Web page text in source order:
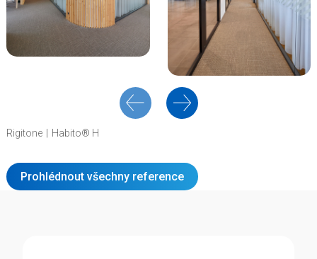
Rigitone Habito® H
Prohlédnout všechny reference